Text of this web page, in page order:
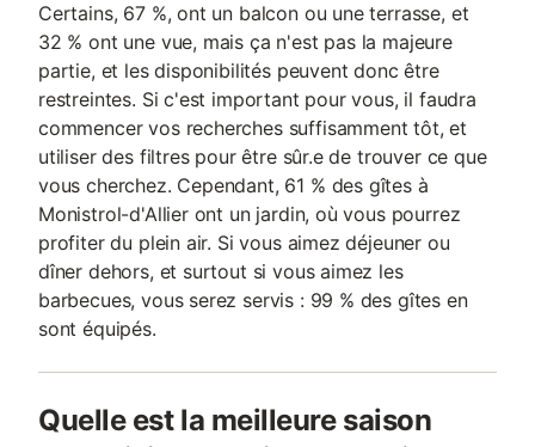
Certains, 67 %, ont un balcon ou une terrasse, et
32 % ont une vue, mais ça n'est pas la majeure
partie, et les disponibilités peuvent donc être
restreintes. Si c'est important pour vous, il faudra
commencer vos recherches suffisamment tôt, et
utiliser des filtres pour être sûr.e de trouver ce que
vous cherchez. Cependant, 61 % des gîtes à
Monistrol-d'Allier ont un jardin, où vous pourrez
profiter du plein air. Si vous aimez déjeuner ou
dîner dehors, et surtout si vous aimez les
barbecues, vous serez servis : 99 % des gîtes en
sont équipés.
Quelle est la meilleure saison